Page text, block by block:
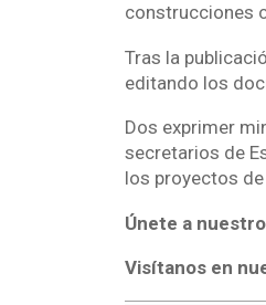
construcciones
Tras la
editando los
Dos exprimer
secretarios de
los proyectos
Únete a
Visítanos en